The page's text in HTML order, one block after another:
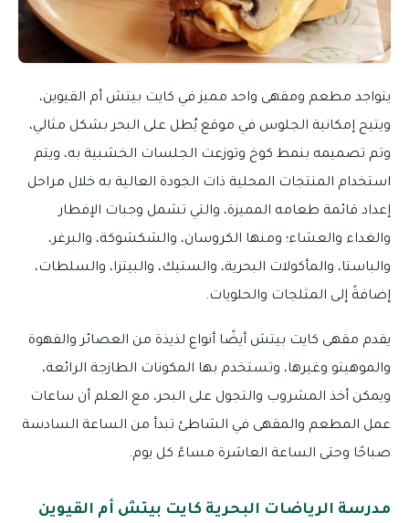
يتواجد مطعم ومقهى واحد مميز في كايت بيتش أم القيوين،
ويتيح إمكانية الجلوس في موقع يُطل على البحر بشكل مثالي،
وتم تصميمه بنمط كوخ وتوزعت الجلسات الخشبية به، ويتم
استخدام المنتجات المحلية ذات الجودة العالية به خلال مراحل
إعداد قائمة طعامه المميزة، والتي تشمل وجبات الإفطار
والغداء والعشاء؛ ومنها الكروسان، والشكشوكة، والبرغر،
والباستا، والمأكولات البحرية، والستيك، والبيتزا، والسلطات،
إضافةً إلى المثلجات والحلويات.
يقدم مقهى كايت بيتش أيضًا أنواع لذيذة من العصائر والقهوة
والموهيتو وغيرها، وتستخدم بها المكونات الطازجة الرائعة،
ويمكن أخذ المشروب والتجول على البحر، مع العلم أن ساعات
عمل المطعم والمقهى في الشاطئ تبدأ من الساعة السادسة
صباحًا وحتى الساعة العاشرة مساءً كل يوم.
مدرسة الرياضات البحرية كايت بيتش أم القيوين